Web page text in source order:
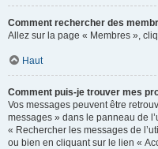
Comment rechercher des
Allez sur la page « Membres »,
Haut
Comment puis-je trouver mes
Vos messages peuvent être
messages » dans le panneau de
« Rechercher les messages de
ou bien en cliquant sur le lien «